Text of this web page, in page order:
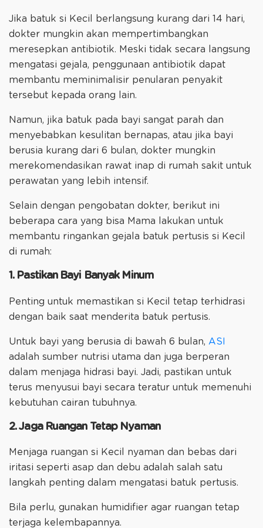
Jika batuk si Kecil berlangsung kurang dari 14 hari,
dokter mungkin akan mempertimbangkan
meresepkan antibiotik. Meski tidak secara langsung
mengatasi gejala, penggunaan antibiotik dapat
membantu meminimalisir penularan penyakit
tersebut kepada orang lain.
Namun, jika batuk pada bayi sangat parah dan
menyebabkan kesulitan bernapas, atau jika bayi
berusia kurang dari 6 bulan, dokter mungkin
merekomendasikan rawat inap di rumah sakit untuk
perawatan yang lebih intensif.
Selain dengan pengobatan dokter, berikut ini
beberapa cara yang bisa Mama lakukan untuk
membantu ringankan gejala batuk pertusis si Kecil
di rumah:
1. Pastikan Bayi Banyak Minum
Penting untuk memastikan si Kecil tetap terhidrasi
dengan baik saat menderita batuk pertusis.
Untuk bayi yang berusia di bawah 6 bulan, ASI
adalah sumber nutrisi utama dan juga berperan
dalam menjaga hidrasi bayi. Jadi, pastikan untuk
terus menyusui bayi secara teratur untuk memenuhi
kebutuhan cairan tubuhnya.
2. Jaga Ruangan Tetap Nyaman
Menjaga ruangan si Kecil nyaman dan bebas dari
iritasi seperti asap dan debu adalah salah satu
langkah penting dalam mengatasi batuk pertusis.
Bila perlu, gunakan humidifier agar ruangan tetap
terjaga kelembapannya.